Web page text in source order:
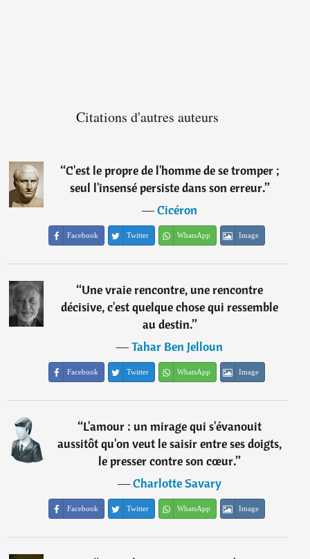
Citations d'autres auteurs
“C'est le propre de l'homme de se tromper ;
seul l'insensé persiste dans son erreur.”
―Cicéron
Facebook Twitter WhatsApp Image
“Une vraie rencontre, une rencontre
décisive, c'est quelque chose qui ressemble
au destin.”
―Tahar Ben Jelloun
Facebook Twitter WhatsApp Image
“L'amour : un mirage qui s'évanouit
aussitôt qu'on veut le saisir entre ses doigts,
le presser contre son cœur.”
―Charlotte Savary
Facebook Twitter WhatsApp Image